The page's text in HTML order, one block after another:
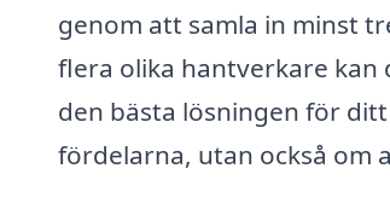
genom att samla in minst
flera olika hantverkare kan
den bästa lösningen för
fördelarna, utan också om